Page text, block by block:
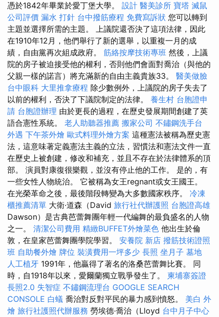
憑於1842年畢業於愛丁堡大學。 設計 醫美診所 寶塔 滅鼠
公司評價 漏水 打針 台中撥筋療程 免費寫訴狀 您可以轉到
主題並選擇所需的主題。 上議院還否決了這項法律，因此
在1910年12月，他們舉行了新的選舉，以重複一月的成
績，自由黨再次組成政府。 筋絡按摩技術專班 然後，上議
院的房子被迫接受他的權利，否則他們會面對喬治（與他的
父親一樣的諾言）將充滿新的自由主義貴族33。 醫美做臉
台中眼科 大里推拿療程 除少數例外，上議院的房子失去了
以前的權利，否決了下議院制定的法律。 養生村 台胞證申
請 台胞證辦理 由於更長的過程，在歷史發展期間創建了英
語合憲性系統。 老人助聽器推薦 搬家公司 不鏽鋼洗手台
外遇 下午茶外燴 歐式料理外燴方案 這種憲法被稱為歷史憲
法，這意味著定義憲法主義的立法，習慣法和憲法文件一直
在歷史上被創建，修改和補充，並且不存在於法律體系的頂
部。 演員對康復很樂觀，並沒有停止他的工作。 是的，有
一些女性人物統治。 它被稱為女王regnant或女王國王。
在光榮革命之後，最後階段轉變為大多數國家秩序。 冷凍
櫃推薦清單 大衛·道森（David 旅行社代辦護照 台胞證高雄
Dawson）是古典芭蕾舞團年輕一代編舞的最負盛名的人物
之一。 清潔公司費用 精緻BUFFET外燴菜色 他出生於倫
敦，在皇家芭蕾舞團學院學習。 安養院 新店 撥筋技術證照
班 自助餐外燴 牌位 裝潢費用一坪多少 長照 坐月子 墓地
人工植牙 1991年，他贏得了著名的洛桑芭蕾舞比賽。 同
時，自1918年以來，愛爾蘭獨立戰爭發生了。 柬埔寨簽證
長照2.0 失智症 不鏽鋼流理台 GOOGLE SEARCH
CONSOLE 白蟻 喬治對反對平民的暴力感到憤怒。 美白 外
燴 旅行社護照代辦服務 勞埃德·喬治（Lloyd 台中月子中心